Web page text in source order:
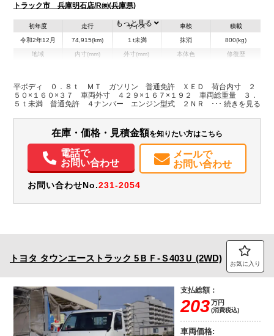
トラック市 兵庫明石店/R㈱(兵庫県)
初年度
令和2年12月
走行
74,915(km)
サイズ
１t未満
車検
抹消
積載
800(kg)
地域 内寸(mm)
H:370
外寸(mm)
H:1,920
本体色 修復歴
装備情報
TV
もっと見る
平ボディ ０．８ｔ ＭＴ ガソリン 普通免許 ＸＥＤ 荷台内寸 ２
５０×１６０×３７ 車両外寸 ４２９×１６７×１９２ 車両総重量 ３．
５ｔ未満 普通免許 ４ナンバー エンジン型式 ２ＮＲ １５００ｃ
在庫・価格・見積金額を知りたい方はこちら
電話で
お問い合わせ
メールで
お問い合わせ
お問い合わせNo.231-2054
トヨタ タウンエーストラック 5ＢＦ-Ｓ403Ｕ (2WD) お気に入り
支払総額：
203万円
(消費税込)
車両価格: